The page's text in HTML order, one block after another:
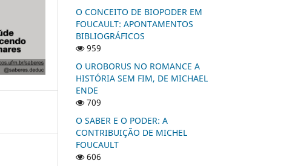
O CONCEITO DE BIOPODER EM
FOUCAULT: APONTAMENTOS
BIBLIOGRÁFICOS
959
O UROBORUS NO ROMANCE A
HISTÓRIA SEM FIM, DE MICHAEL
ENDE
709
O SABER E O PODER: A
CONTRIBUIÇÃO DE MICHEL
FOUCAULT
606